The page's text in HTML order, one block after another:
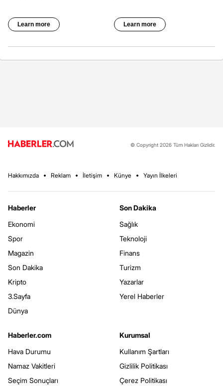
© Copyright 2026 Tüm Hakları Gizlidir.
Hakkımızda Reklam İletişim Künye Yayın İlkeleri
Haberler
Ekonomi
Spor
Magazin
Son Dakika
Kripto
3.Sayfa
Dünya
Son Dakika
Sağlık
Teknoloji
Finans
Turizm
Yazarlar
Yerel Haberler
Haberler.com
Hava Durumu
Namaz Vakitleri
Seçim Sonuçları
Kurumsal
Kullanım Şartları
Gizlilik Politikası
Çerez Politikası